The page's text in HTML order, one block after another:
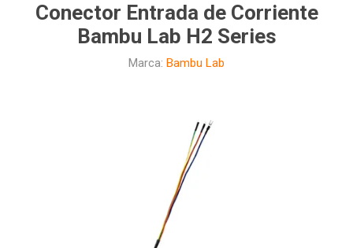
Conector Entrada de Corriente
Bambu Lab H2 Series
Marca: Bambu Lab